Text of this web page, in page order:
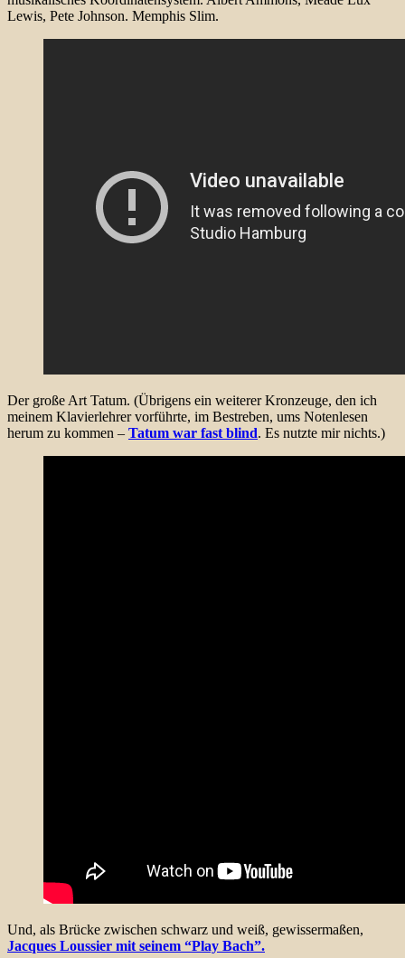
Lewis, Pete Johnson. Memphis Slim.
Der große Art Tatum. (Übrigens ein weiterer Kronzeuge, den ich
meinem Klavierlehrer vorführte, im Bestreben, ums Notenlesen
herum zu kommen – Tatum war fast blind. Es nutzte mir nichts.)
Und, als Brücke zwischen schwarz und weiß, gewissermaßen,
Jacques Loussier mit seinem “Play Bach”.